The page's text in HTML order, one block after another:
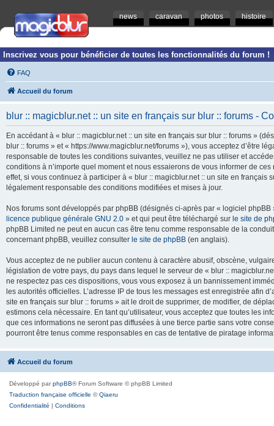
news caravan photos histoire
Inscrivez vous pour bénéficier de toutes les fonctionnalités du forum !
FAQ
Accueil du forum
blur :: magicblur.net :: un site en français sur blur :: forums -
En accédant à « blur :: magicblur.net :: un site en français sur blur :: forums »
blur :: forums » et « https://www.magicblur.net/forums »), vous acceptez d’être
responsable de toutes les conditions suivantes, veuillez ne pas utiliser et
conditions à n’importe quel moment et nous essaierons de vous informer de
effet, si vous continuez à participer à « blur :: magicblur.net :: un site en
légalement responsable des conditions modifiées et mises à jour.
Nos forums sont développés par phpBB (désignés ci-après par « logiciel
licence publique générale GNU 2.0 » et qui peut être téléchargé sur le site de
phpBB Limited ne peut en aucun cas être tenu comme responsable de la
concernant phpBB, veuillez consulter le site de phpBB (en anglais).
Vous acceptez de ne publier aucun contenu à caractère abusif, obscène,
législation de votre pays, du pays dans lequel le serveur de « blur ::
ne respectez pas ces dispositions, vous vous exposez à un bannissement
les autorités officielles. L’adresse IP de tous les messages est enregistrée afin
site en français sur blur :: forums » ait le droit de supprimer, de modifier, de
estimons cela nécessaire. En tant qu’utilisateur, vous acceptez que toutes les
que ces informations ne seront pas diffusées à une tierce partie sans votre
pourront être tenus comme responsables en cas de tentative de piratage
Accueil du forum
Développé parphpBB® Forum Software © phpBB Limited
Traduction française officielle ©Qiaeru
Confidentialité | Conditions